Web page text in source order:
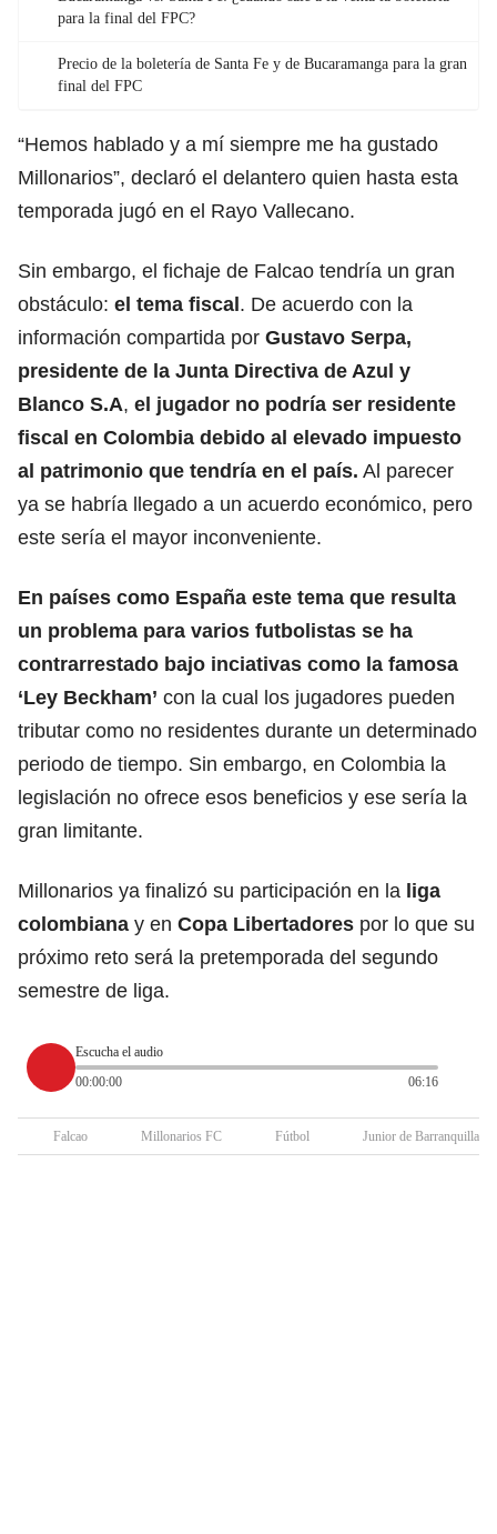
para la final del FPC?
Precio de la boletería de Santa Fe y de Bucaramanga para la gran
final del FPC
“Hemos hablado y a mí siempre me ha gustado
Millonarios”, declaró el delantero quien hasta esta
temporada jugó en el Rayo Vallecano.
Sin embargo, el fichaje de Falcao tendría un gran
obstáculo: el tema fiscal. De acuerdo con la
información compartida por Gustavo Serpa,
presidente de la Junta Directiva de Azul y
Blanco S.A, el jugador no podría ser residente
fiscal en Colombia debido al elevado impuesto
al patrimonio que tendría en el país. Al parecer
ya se habría llegado a un acuerdo económico, pero
este sería el mayor inconveniente.
En países como España este tema que resulta
un problema para varios futbolistas se ha
contrarrestado bajo inciativas como la famosa
‘Ley Beckham’ con la cual los jugadores pueden
tributar como no residentes durante un determinado
periodo de tiempo. Sin embargo, en Colombia la
legislación no ofrece esos beneficios y ese sería la
gran limitante.
Millonarios ya finalizó su participación en la liga
colombiana y en Copa Libertadores por lo que su
próximo reto será la pretemporada del segundo
semestre de liga.
Escucha el audio
00:00:00
06:16
Falcao Millonarios FC Fútbol Junior de Barranquilla